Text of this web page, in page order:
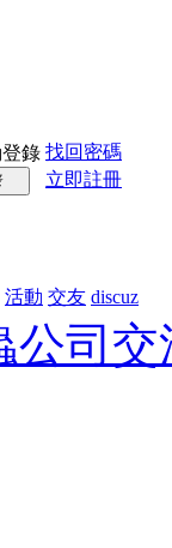
錄 找回密碼
立即註冊
活動 交友 discuz
公司